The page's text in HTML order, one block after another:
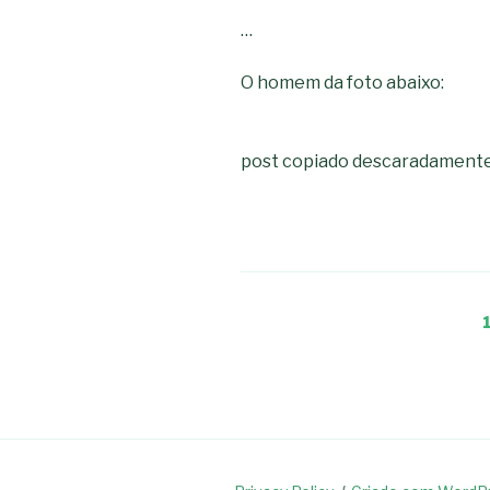
…
O homem da foto abaixo:
post copiado
1